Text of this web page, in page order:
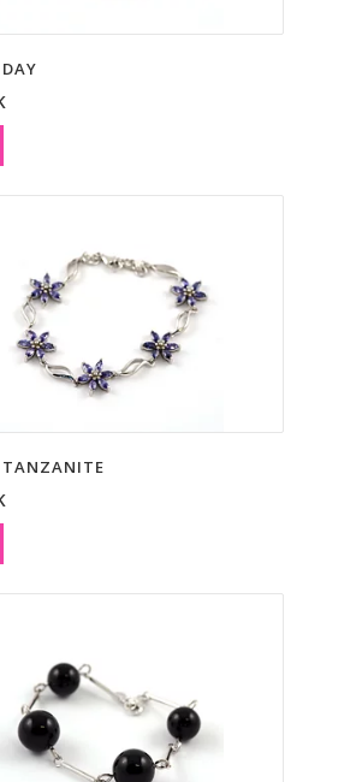
TANZANITE